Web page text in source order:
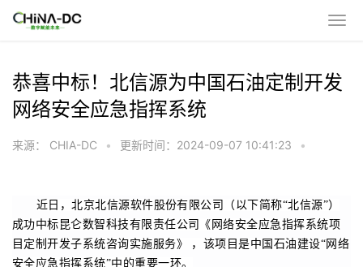
恭喜中标！北信源为中国石油定制开发
网络安全应急指挥系统
来源： CHIA-DC • 更新时间：2024-09-07 10:41:23 •
近日，北京北信源软件股份有限公司（以下简称“北信源”）
成功中标昆仑数智科技有限责任公司《网络安全应急指挥系统项
目定制开发子系统咨询实施服务》 ，该项目是中国石油建设“网络
安全应急指挥系统”中的重要一环。